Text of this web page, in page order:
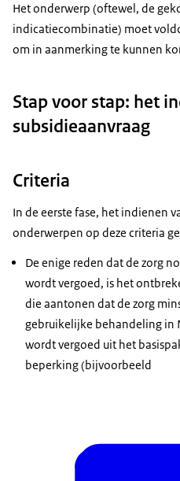
Het onderwerp (oftewel, de
indicatiecombinatie) moet
om in aanmerking te kunnen
Stap voor stap: het
subsidieaanvraag
Criteria
In de eerste fase, het indienen
onderwerpen op deze criteria
De enige reden dat de zorg
wordt vergoed, is het
die aantonen dat de zorg
gebruikelijke behandeling in
wordt vergoed uit het
beperking (bijvoorbeeld